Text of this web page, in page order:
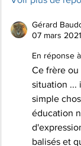
Gérard
07 mars 2021
En réponse à
Ce frère
situation ...
simple
éducation
balisés et